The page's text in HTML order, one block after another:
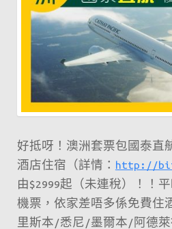
好抵呀！澳洲套票包國泰直
酒店住宿（詳情： http://
由$2999起（未連稅）！！
機票，依家差唔多係免費住
里斯本/悉尼/墨爾本/阿德萊